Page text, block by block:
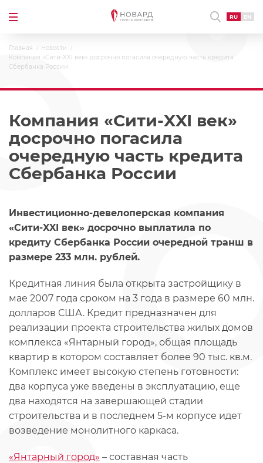
RU EN
Главная
Новости
Компания «Сити-XXI век» досрочно погасила очередную часть кредита
Сбербанка России
Компания «Сити-XXI век»
досрочно погасила
очередную часть кредита
Сбербанка России
Инвестиционно-девелоперская компания
«Сити-XXI век» досрочно выплатила по
кредиту Сбербанка России очередной транш в
размере 233 млн. рублей.
Кредитная линия была открыта застройщику в
мае 2007 года сроком на 3 года в размере 60 млн.
долларов США. Кредит предназначен для
реализации проекта строительства жилых домов
комплекса «Янтарный город», общая площадь
квартир в котором составляет более 90 тыс. кв.м.
Комплекс имеет высокую степень готовности:
два корпуса уже введены в эксплуатацию, еще
два находятся на завершающей стадии
строительства и в последнем 5-м корпусе идет
возведение монолитного каркаса.
«Янтарный город» – составная часть